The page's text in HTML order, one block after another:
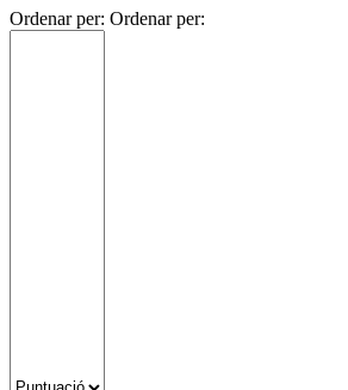
Ordenar per: Ordenar per: